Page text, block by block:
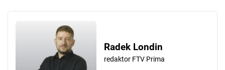
Radek Londin
redaktor FTV Prima